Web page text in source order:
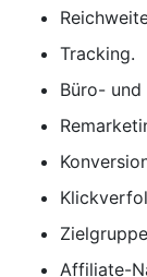
Tracking.
Büro- und
Affiliate-